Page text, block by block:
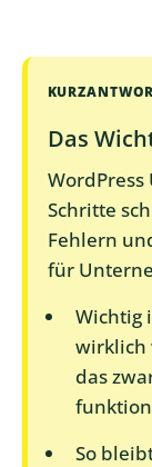
Das
WordPress
Schritte
Fehlern
für
Wichtig
wirklich
das
So